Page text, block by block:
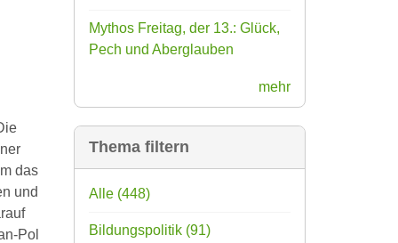
das
und
Pol
Mythos Freitag, der 13.: Glück,
Pech und Aberglauben
mehr
Thema filtern
Alle (448)
Bildungspolitik (91)